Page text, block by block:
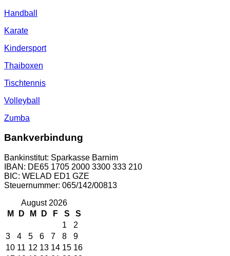
Handball
Karate
Kindersport
Thaiboxen
Tischtennis
Volleyball
Zumba
Bankverbindung
Bankinstitut: Sparkasse Barnim
IBAN: DE65 1705 2000 3300 333 210
BIC: WELAD ED1 GZE
Steuernummer: 065/142/00813
August 2026
M
D M D F S
S
1
2
3
4 5 6 7 8
9
10 11 12 13 14 15 16